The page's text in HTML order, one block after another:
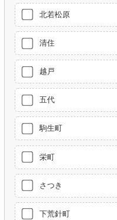
北若松原
清住
越戸
五代
駒生町
栄町
さつき
下荒針町